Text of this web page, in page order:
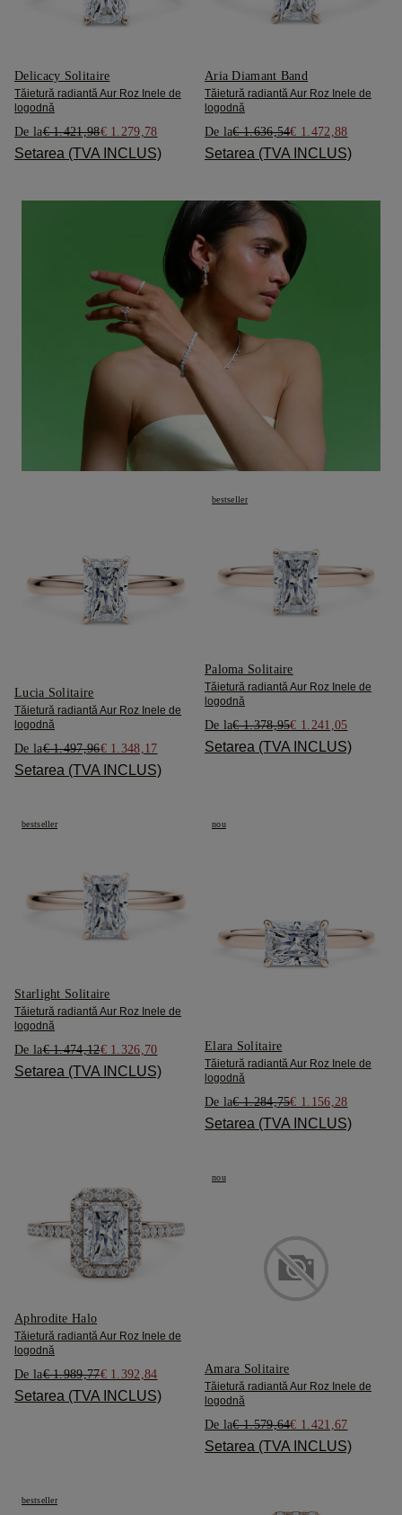
Delicacy Solitaire
Tăietură radiantă Aur Roz Inele de
logodnă
De la€ 1.421,98€ 1.279,78
Setarea (TVA INCLUS)
Aria Diamant Band
Tăietură radiantă Aur Roz Inele de
logodnă
De la€ 1.636,54€ 1.472,88
Setarea (TVA INCLUS)
Lucia Solitaire
Tăietură radiantă Aur Roz Inele de
logodnă
De la€ 1.497,96€ 1.348,17
Setarea (TVA INCLUS)
bestseller
Paloma Solitaire
Tăietură radiantă Aur Roz Inele de
logodnă
De la€ 1.378,95€ 1.241,05
Setarea (TVA INCLUS)
bestseller
Starlight Solitaire
Tăietură radiantă Aur Roz Inele de
logodnă
De la€ 1.474,12€ 1.326,70
Setarea (TVA INCLUS)
nou
Elara Solitaire
Tăietură radiantă Aur Roz Inele de
logodnă
De la€ 1.284,75€ 1.156,28
Setarea (TVA INCLUS)
Aphrodite Halo
Tăietură radiantă Aur Roz Inele de
logodnă
De la€ 1.989,77€ 1.392,84
Setarea (TVA INCLUS)
nou
Amara Solitaire
Tăietură radiantă Aur Roz Inele de
logodnă
De la€ 1.579,64€ 1.421,67
Setarea (TVA INCLUS)
bestseller